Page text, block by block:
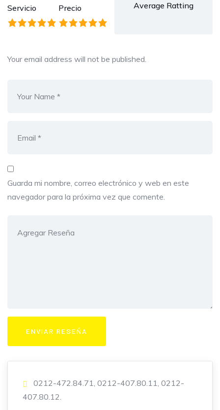
Servicio Precio Average Ratting
Your email address will not be published.
Guarda mi nombre, correo electrónico y web en este
navegador para la próxima vez que comente.
0212-472.84.71, 0212-407.80.11, 0212-
407.80.12.